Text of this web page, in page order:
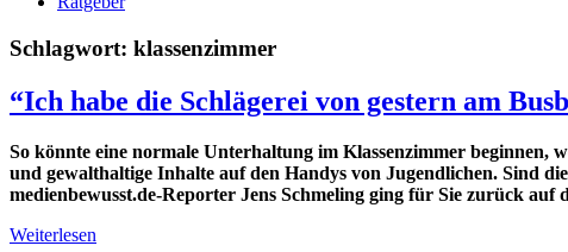
Schlagwort: klassenzimmer
“Ich habe die Schlägerei von gestern am
So könnte eine normale Unterhaltung im Klassenzimmer beginnen,
und gewalthaltige Inhalte auf den Handys von Jugendlichen. Sind
medienbewusst.de-Reporter Jens Schmeling ging für Sie zurück
Weiterlesen